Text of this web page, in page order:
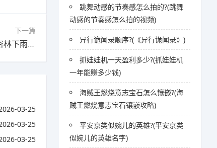
下一篇
下一篇：小森灵月下丹桂怎么获得?(小森生活月影密林下雨有什么)
03-25
03-25
03-25
跳舞动感的节奏感怎么拍的?(跳舞
动感的节奏感怎么拍的视频)
异行诡闻录顺序?(《异行诡闻录》)
抓娃娃机一天盈利多少?(抓娃娃机
一年能赚多少钱)
海贼王燃烧意志宝石怎么镶嵌?(海
贼王燃烧意志宝石镶嵌攻略)
平安京类似婉儿的英雄?(平安京类
似婉儿的英雄名字)